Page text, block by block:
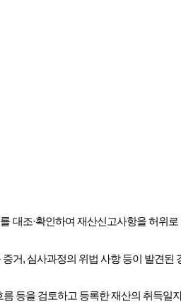
대조·확인하여 재산신고사항을 허위
거, 심사과정의 위법 사항 등이 발견된
등을 검토하고 등록한 재산의 취득일